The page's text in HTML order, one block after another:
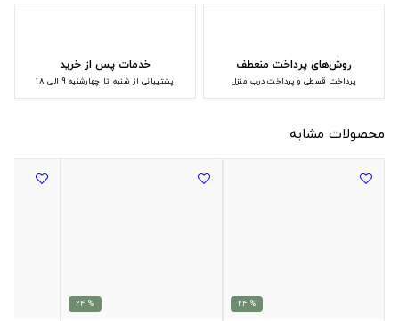
روش‌های پرداخت منعطف
پرداخت قسطی و پرداخت درب منزل
خدمات پس از خرید
پشتیبانی از شنبه تا چهارشنبه 9 الی 18
محصولات مشابه
% 24
% 24